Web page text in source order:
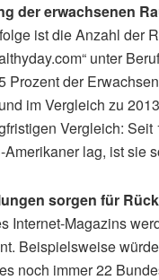
der erwachsenen
ist die Anzahl der
unter
Prozent der
im Vergleich zu
Vergleich:
lag, ist sie
sorgen für
Internet-Magazins
Beispielsweise
noch immer 22